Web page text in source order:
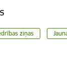
ziņas